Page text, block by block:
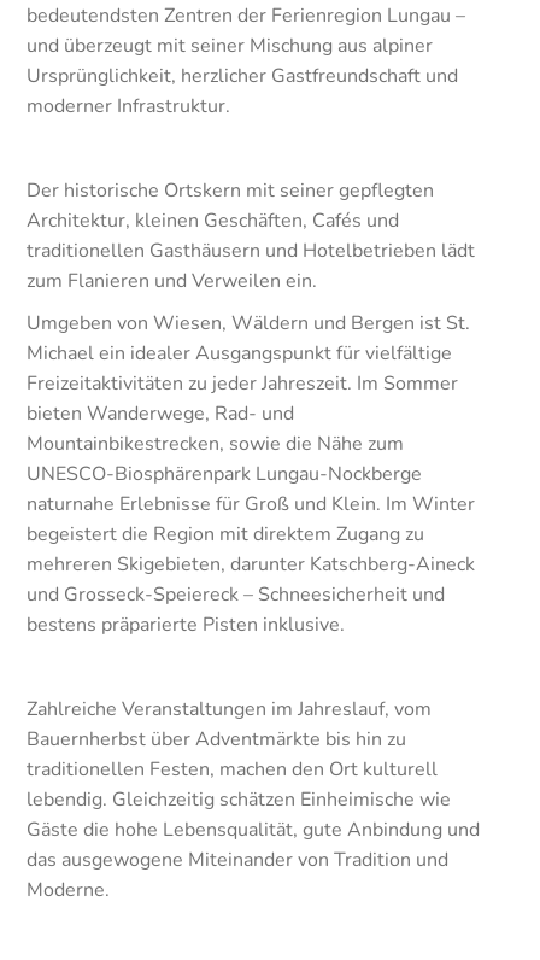
bedeutendsten Zentren der Ferienregion Lungau –
und überzeugt mit seiner Mischung aus alpiner
Ursprünglichkeit, herzlicher Gastfreundschaft und
moderner Infrastruktur.
Der historische Ortskern mit seiner gepflegten
Architektur, kleinen Geschäften, Cafés und
traditionellen Gasthäusern und Hotelbetrieben lädt
zum Flanieren und Verweilen ein.
Umgeben von Wiesen, Wäldern und Bergen ist St.
Michael ein idealer Ausgangspunkt für vielfältige
Freizeitaktivitäten zu jeder Jahreszeit. Im Sommer
bieten Wanderwege, Rad- und
Mountainbikestrecken, sowie die Nähe zum
UNESCO-Biosphärenpark Lungau-Nockberge
naturnahe Erlebnisse für Groß und Klein. Im Winter
begeistert die Region mit direktem Zugang zu
mehreren Skigebieten, darunter Katschberg-Aineck
und Grosseck-Speiereck – Schneesicherheit und
bestens präparierte Pisten inklusive.
Zahlreiche Veranstaltungen im Jahreslauf, vom
Bauernherbst über Adventmärkte bis hin zu
traditionellen Festen, machen den Ort kulturell
lebendig. Gleichzeitig schätzen Einheimische wie
Gäste die hohe Lebensqualität, gute Anbindung und
das ausgewogene Miteinander von Tradition und
Moderne.